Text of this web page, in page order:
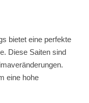
bietet eine perfekte
Diese Saiten sind
eine hohe